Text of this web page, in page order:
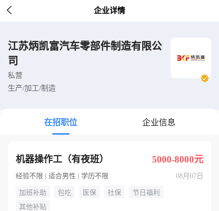
 企业详情
江苏炳凯富汽车零部件制造有限公
司
私营
生产/加工/制造
在招职位 企业信息
机器操作工（有夜班） 5000-8000元
经验不限 | 适合男性 | 学历不限 08月07日
加班补助 包吃 医保 社保
节日福利
其他补贴